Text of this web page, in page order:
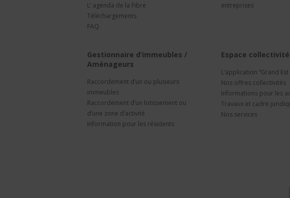
L’ agenda de la Fibre
Téléchargements
FAQ
entreprises
Gestionnaire d’immeubles /
Aménageurs
Raccordement d’un ou plusieurs
immeubles
Raccordement d’un lotissement ou
d’une zone d’activité
Information pour les résidents
Espace
L’application “Grand Est
Nos offres collectivités
Informations pour les
Travaux et cadre
Nos services